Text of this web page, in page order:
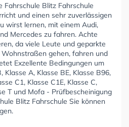
Blitz Fahrschule
und einen sehr zuverlässigen
wirst lernen, mit einem Audi,
Mercedes zu fahren. Achte
da viele Leute und geparkte
gehen, fahren und
Exzellente Bedingungen um
Klasse A, Klasse BE, Klasse B96,
C1, Klasse C1E, Klasse C,
T und Mofa - Prüfbescheinigung
Blitz Fahrschule Sie können